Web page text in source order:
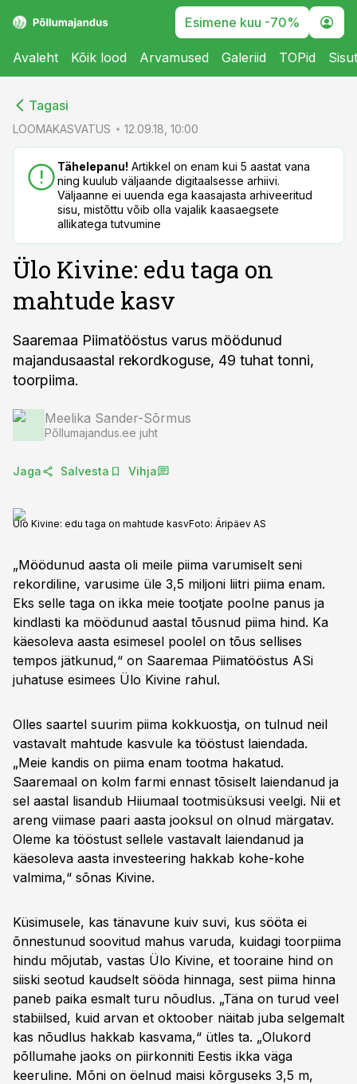
Esimene kuu -70%
Avaleht Kõik lood Arvamused Galeriid TOPid
Tagasi
LOOMAKASVATUS 12.09.18, 10:00
Tähelepanu! Artikkel on enam kui 5 aastat vana
ning kuulub väljaande digitaalsesse arhiivi.
Väljaanne ei uuenda ega kaasajasta arhiveeritud
sisu, mistõttu võib olla vajalik kaasaegsete
allikatega tutvumine
Ülo Kivine: edu taga on
mahtude kasv
Saaremaa Piimatööstus varus möödunud
majandusaastal rekordkoguse, 49 tuhat tonni,
toorpiima.
Meelika Sander-Sõrmus
Põllumajandus.ee juht
Jaga Salvesta Vihja
Ülo Kivine: edu taga on mahtude kasvFoto: Äripäev AS
„Möödunud aasta oli meile piima varumiselt seni
rekordiline, varusime üle 3,5 miljoni liitri piima enam.
Eks selle taga on ikka meie tootjate poolne panus ja
kindlasti ka möödunud aastal tõusnud piima hind. Ka
käesoleva aasta esimesel poolel on tõus sellises
tempos jätkunud,“ on Saaremaa Piimatööstus ASi
juhatuse esimees Ülo Kivine rahul.
Olles saartel suurim piima kokkuostja, on tulnud neil
vastavalt mahtude kasvule ka tööstust laiendada.
„Meie kandis on piima enam tootma hakatud.
Saaremaal on kolm farmi ennast tõsiselt laiendanud ja
sel aastal lisandub Hiiumaal tootmisüksusi veelgi. Nii et
areng viimase paari aasta jooksul on olnud märgatav.
Oleme ka tööstust sellele vastavalt laiendanud ja
käesoleva aasta investeering hakkab kohe-kohe
valmima,“ sõnas Kivine.
Küsimusele, kas tänavune kuiv suvi, kus sööta ei
õnnestunud soovitud mahus varuda, kuidagi toorpiima
hindu mõjutab, vastas Ülo Kivine, et tooraine hind on
siiski seotud kaudselt sööda hinnaga, sest piima hinna
paneb paika esmalt turu nõudlus. „Täna on turud veel
stabiilsed, kuid arvan et oktoober näitab juba selgemalt
kas nõudlus hakkab kasvama,“ ütles ta. „Olukord
põllumahe jaoks on piirkonniti Eestis ikka väga
keeruline. Mõni on öelnud maisi kõrguseks 3,5 m,